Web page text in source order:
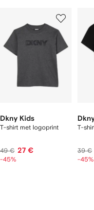
Dkny Kids
T-shirt met logoprint
49 € 27 €
-45%
T-
39 €
-45%